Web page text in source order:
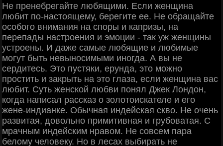
Не пренебрегайте любящими. Если женщина
любит по-настоящему, берегите ее. Не обращайте
особого внимания на споры и капризы, на
перепады настроения и эмоции - так уж женщины
устроены. И даже самые любящие и любимые
могут быть невыносимыми иногда. А вы не
сердитесь. Это пустяки, ерунда, это можно
простить и закрыть на это глаза, если женщина вас
любит. Суть женской любви понял Джек Лондон,
когда написал рассказ о золотоискателе и его
жене-индианке. Обычная индейская скво. Не очень
развитая, довольно примитивная и грубоватая. С
мрачным индейским нравом. Не совсем пара
белому человеку. Но в лесах выбирать не